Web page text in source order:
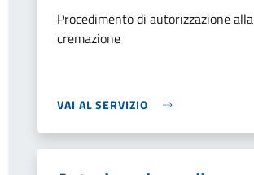
Procedimento di autorizzazione alla
cremazione
VAI AL SERVIZIO